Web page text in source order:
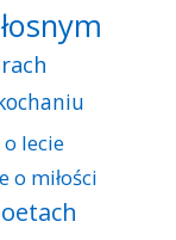
lecie
o miłości